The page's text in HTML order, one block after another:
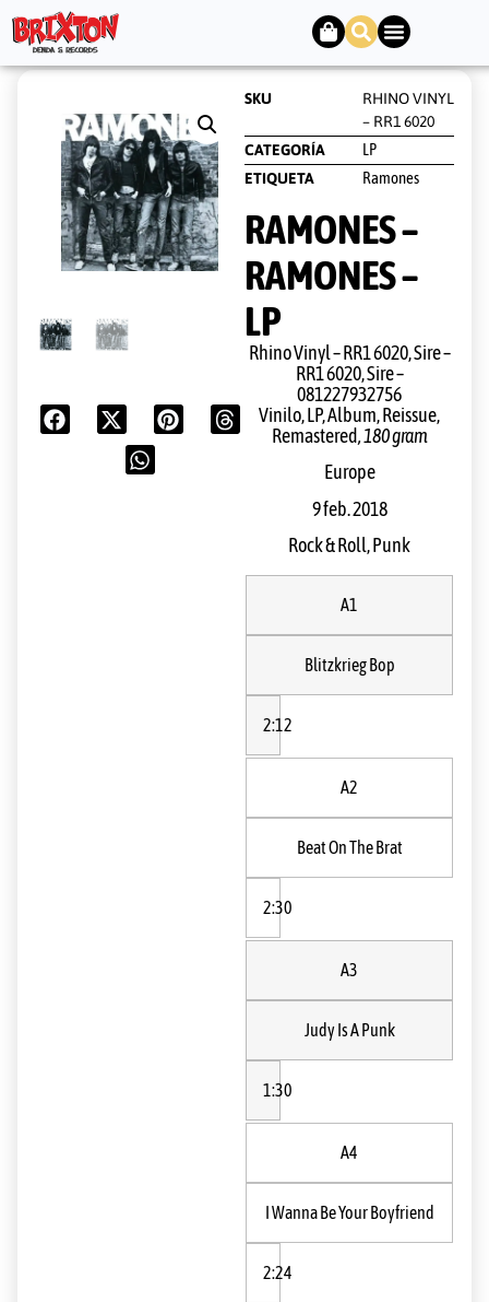
SKU
RHINO VINYL
– RR1 6020
CATEGORÍA
LP
ETIQUETA Ramones
RAMONES –
RAMONES –
LP
Rhino Vinyl – RR1 6020, Sire –
RR1 6020, Sire –
081227932756
Vinilo, LP, Album, Reissue,
Remastered, 180 gram
Europe
9 feb. 2018
Rock & Roll, Punk
A1
Blitzkrieg Bop
2:12
A2
Beat On The Brat
2:30
A3
Judy Is A Punk
1:30
A4
I Wanna Be Your Boyfriend
2:24